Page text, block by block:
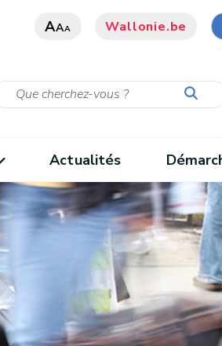
AAA Wallonie.be
Actualités